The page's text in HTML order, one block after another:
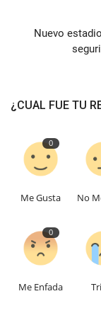
Nuevo
¿CUAL FUE TU
0
Me Gusta No
0
Me Enfada